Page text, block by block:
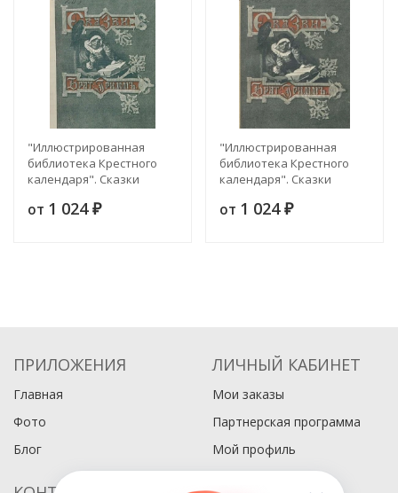
"Иллюстрированная
библиотека Крестного
календаря". Сказки
братьев Гримм. Выпуск 8
от 1 024 ₽
"Иллюстрированная
библиотека Крестного
календаря". Сказки
братьев Гримм. Выпуск 6
от 1 024 ₽
ПРИЛОЖЕНИЯ
Главная
Фото
Блог
ЛИЧНЫЙ КАБИНЕТ
Мои заказы
Партнерская программа
Мой профиль